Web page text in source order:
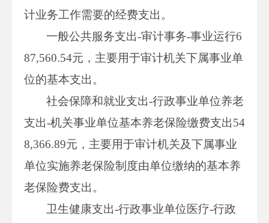
计业务工作需要的经费支出。
一般公共服务支出-审计事务-事业运行6
87,560.54元，主要用于审计机关下属事业单
位的基本支出。
社会保障和就业支出-行政事业单位养老
支出-机关事业单位基本养老保险缴费支出54
8,366.89元，主要用于审计机关及下属事业
单位实施养老保险制度由单位缴纳的基本养
老保险费支出。
卫生健康支出-行政事业单位医疗-行政